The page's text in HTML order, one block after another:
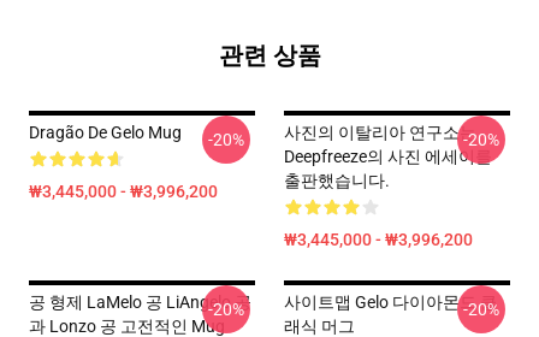
관련 상품
Dragão De Gelo Mug
₩3,445,000 - ₩3,996,200
-20%
사진의 이탈리아 연구소는
Deepfreeze의 사진 에세이를
출판했습니다.
₩3,445,000 - ₩3,996,200
-20%
공 형제 LaMelo 공 LiAngelo 공
과 Lonzo 공 고전적인 Mug
-20%
사이트맵 Gelo 다이아몬드 클
래식 머그
-20%